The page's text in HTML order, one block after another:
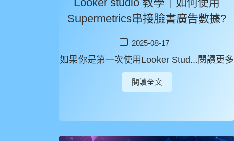
Supermetrics串接臉書廣告數據?
2025-08-17
如果你是第一次使用Looker Stud...閱讀更多
閱讀全文